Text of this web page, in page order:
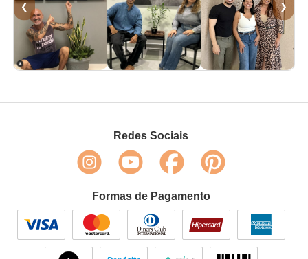
❮ ❯
Redes Sociais
Formas de Pagamento